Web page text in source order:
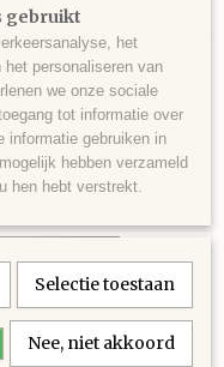
Bulgarije - 33 gram - 4
gebruikt
het
personaliseren van
we onze sociale
tot informatie over
informatie gebruiken in
hebben verzameld
hen hebt verstrekt.
Selectie toestaan
Nee, niet akkoord